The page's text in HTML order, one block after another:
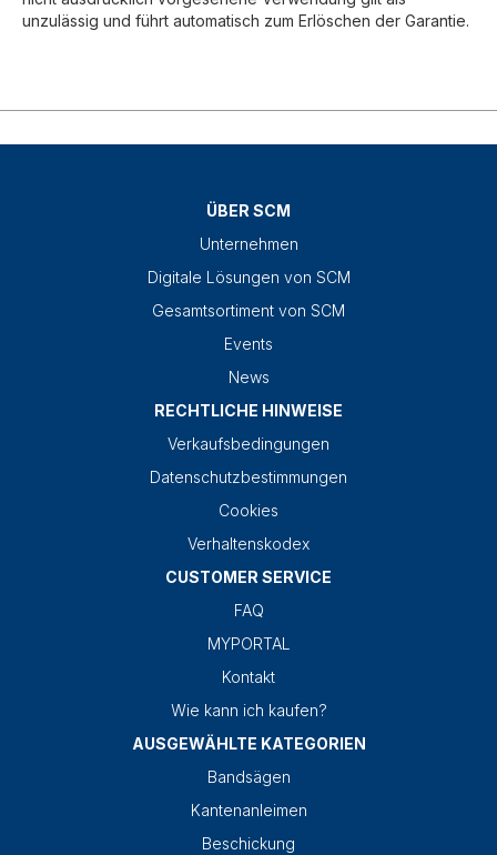
unzulässig und führt automatisch zum Erlöschen der Garantie.
ÜBER SCM
Unternehmen
Digitale Lösungen von SCM
Gesamtsortiment von SCM
Events
News
RECHTLICHE HINWEISE
Verkaufsbedingungen
Datenschutzbestimmungen
Cookies
Verhaltenskodex
CUSTOMER SERVICE
FAQ
MYPORTAL
Kontakt
Wie kann ich kaufen?
AUSGEWÄHLTE KATEGORIEN
Bandsägen
Kantenanleimen
Beschickung